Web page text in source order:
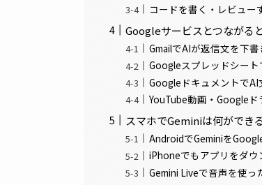
コードを書く・レビュー
Googleサービスとつながる
GmailでAIが返信文を下
Googleスプレッドシー
Googleドキュメントで
YouTube動画・Google
スマホでGeminiは何ができ
AndroidでGeminiを
iPhoneでもアプリをダ
Gemini Liveで音声を使